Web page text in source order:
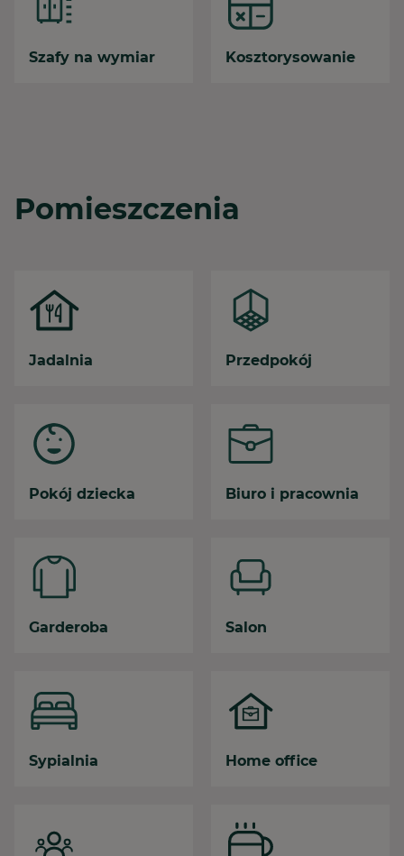
Szafy na wymiar Kosztorysowanie
Pomieszczenia
Jadalnia Przedpokój
Pokój dziecka Biuro i pracownia
Garderoba Salon
Sypialnia Home office